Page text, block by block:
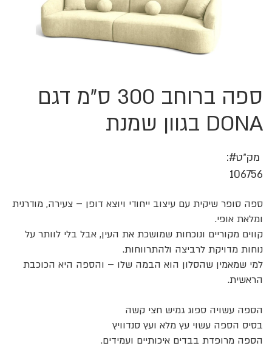
ספה ברוחב 300 ס"מ דגם
DONA בגוון שמנת
מק״ט
106756
ספה סופר שיקית עם עיצוב ייחודי ויוצא דופן – צעירה, מודרנית
ומלאת אופי.
קווים מקוריים ונוכחות שמושכת את העין, אבל בלי לוותר על
נוחות מדויקת לרביצה ולהתרווחות.
למי שמאמין שהסלון הוא הבמה שלו – והספה היא הכוכבת
הראשית.
הספה עשויה ספוג גמיש חצי קשה
בסיס הספה עשוי עץ מלא ועץ סנדוויץ
הספה מרופדת בבדים איכותיים ועמידים.
לדלג
להתחלה
גלריית